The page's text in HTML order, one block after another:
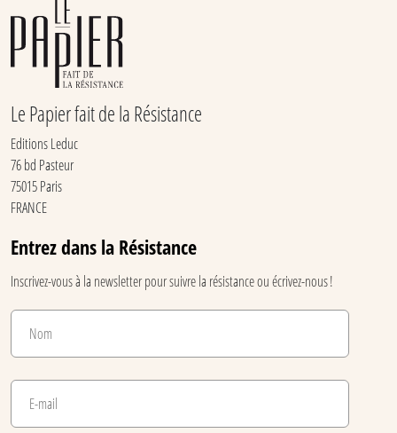
Le Papier fait de la Résistance
Editions Leduc
76 bd Pasteur
75015 Paris
FRANCE
Entrez dans la Résistance
Inscrivez-vous à la newsletter pour suivre la résistance ou écrivez-nous !